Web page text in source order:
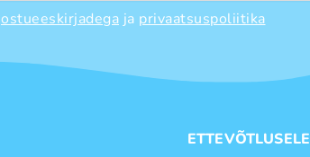
ostueeskirjadega ja privaatsuspoliitika
ETTEVÕTLUSELE